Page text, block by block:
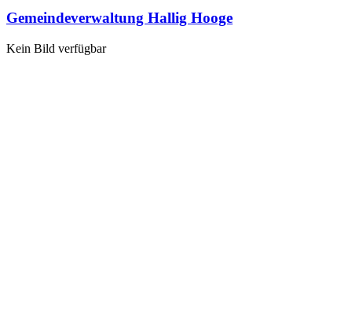
Gemeindeverwaltung Hallig Hooge
Kein Bild verfügbar